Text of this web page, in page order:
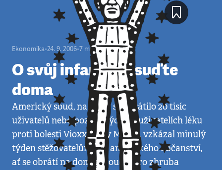
Ekonomika•24. 9. 2006•7 minut
O svůj infarkt se suďte
doma
Americký soud, na který se obrátilo 20 tisíc
uživatelů nebo pozůstalých po uživatelích léku
proti bolesti Vioxx firmy Merck, vzkázal minulý
týden stěžovatelům bez amerického občanství,
ať se obrátí na domácí soudy. Pro zhruba